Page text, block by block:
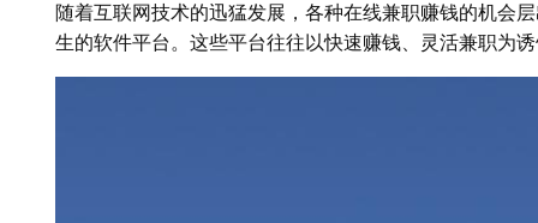
随着互联网技术的迅猛发展，各种在线兼职赚钱的机会
生的软件平台。这些平台往往以快速赚钱、灵活兼职为